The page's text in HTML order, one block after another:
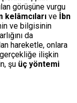
görüşüne vurgu
kelâmcıları ve İbn
ve bilgisinin
da
hareketle, onlara
ilişkin
şu üç yöntemi